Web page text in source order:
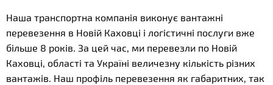
Наша транспортна компанія виконує вантажні
перевезення в Новій Каховці і логістичні послуги вже
більше 8 років. За цей час, ми перевезли по Новій
Каховці, області та Україні величезну кількість різних
вантажів. Наш профіль перевезення як габаритних, так